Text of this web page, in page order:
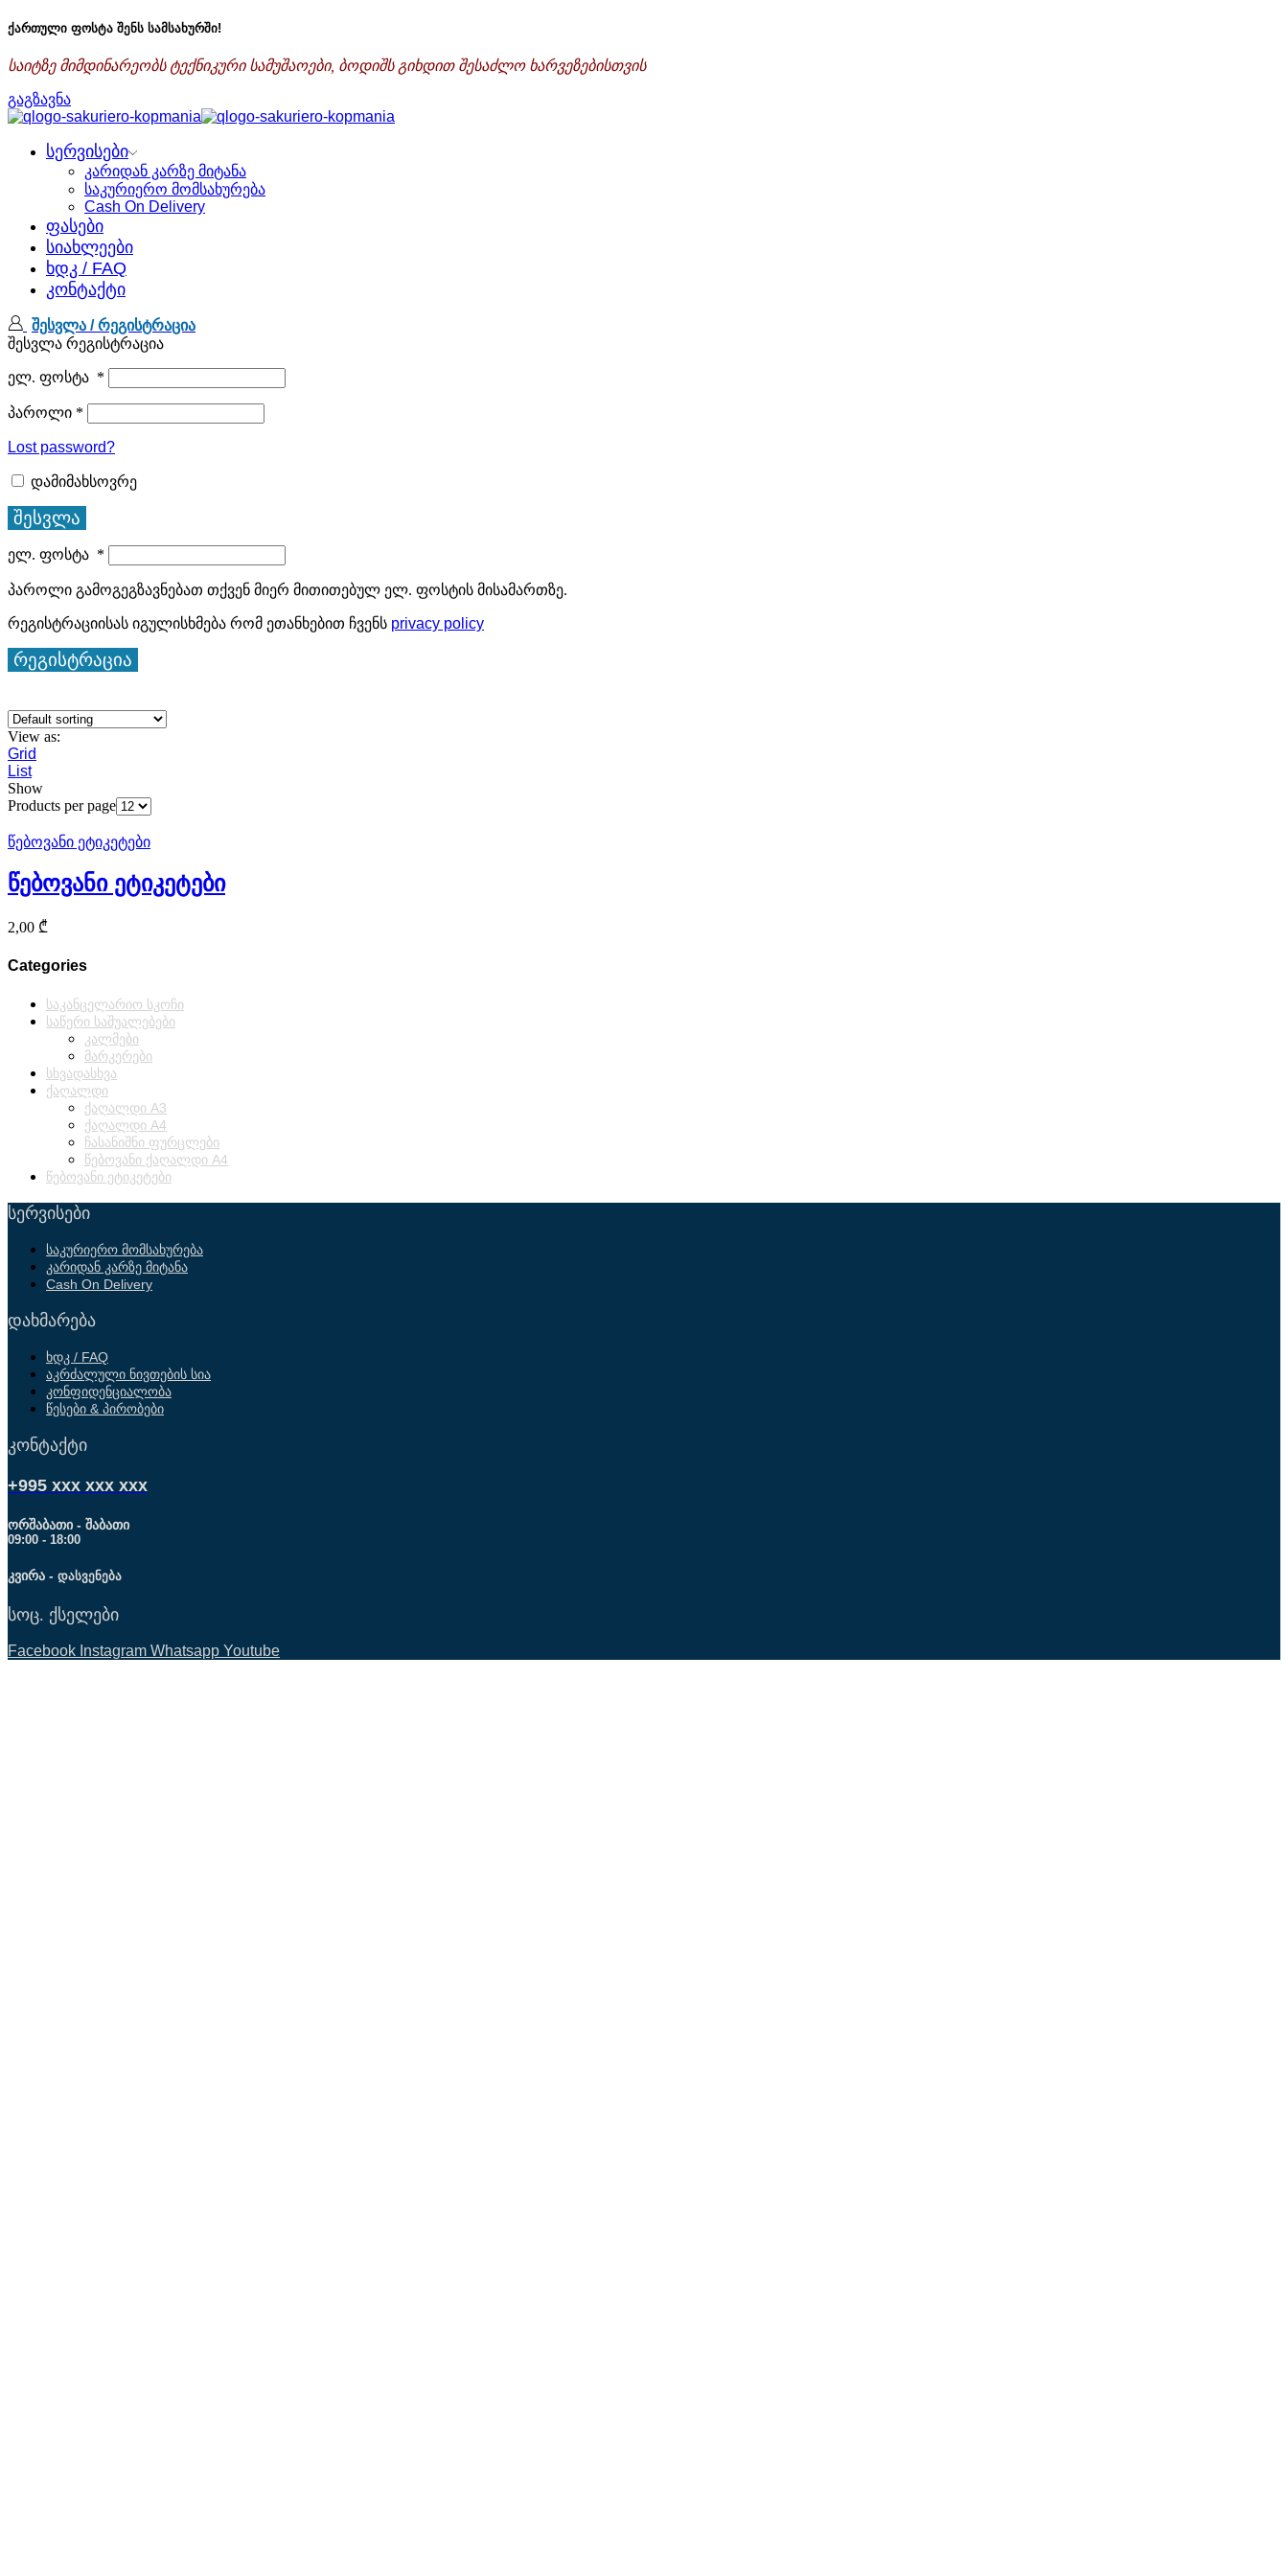
ქართული ფოსტა შენს სამსახურში!
საიტზე მიმდინარეობს ტექნიკური სამუშაოები, ბოდიშს გიხდით შესაძლო ხარვეზებისთვის
გაგზავნა
სერვისები
კარიდან კარზე მიტანა
საკურიერო მომსახურება
Cash On Delivery
ფასები
სიახლეები
ხდკ / FAQ
კონტაქტი
შესვლა / რეგისტრაცია
შესვლა რეგისტრაცია
ელ. ფოსტა *
პაროლი *
Lost password?
დამიმახსოვრე
შესვლა
ელ. ფოსტა *
პაროლი გამოგეგზავნებათ თქვენ მიერ მითითებულ ელ. ფოსტის მისამართზე.
რეგისტრაციისას იგულისხმება რომ ეთანხებით ჩვენს privacy policy
რეგისტრაცია
View as:
Grid
List
Show
Products per page
წებოვანი ეტიკეტები
წებოვანი ეტიკეტები
2,00 ₾
Categories
საკანცელარიო სკოჩი
საწერი საშუალებები
კალმები
მარკერები
სხვადასხვა
ქაღალდი
ქაღალდი A3
ქაღალდი A4
ჩასანიშნი ფურცლები
წებოვანი ქაღალდი A4
წებოვანი ეტიკეტები
სერვისები
საკურიერო მომსახურება
კარიდან კარზე მიტანა
Cash On Delivery
დახმარება
ხდკ / FAQ
აკრძალული ნივთების სია
კონფიდენციალობა
წესები & პირობები
კონტაქტი
+995 xxx xxx xxx
ორშაბათი - შაბათი
09:00 - 18:00
კვირა - დასვენება
სოც. ქსელები
Facebook Instagram Whatsapp Youtube